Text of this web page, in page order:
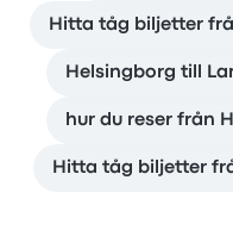
Hitta tåg biljetter
Helsingborg till
hur du reser från
Hitta tåg biljetter